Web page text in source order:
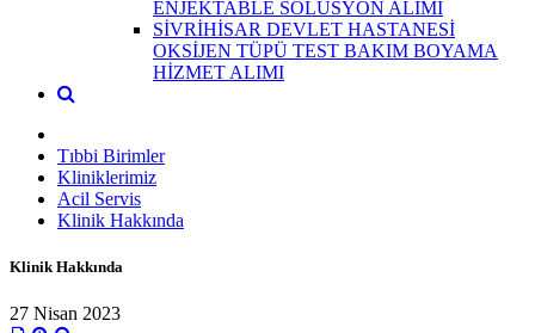
ENJEKTABLE SOLÜSYON ALIMI
SİVRİHİSAR DEVLET HASTANESİ
OKSİJEN TÜPÜ TEST BAKIM BOYAMA
HİZMET ALIMI
Tıbbi Birimler
Kliniklerimiz
Acil Servis
Klinik Hakkında
Klinik Hakkında
27 Nisan 2023